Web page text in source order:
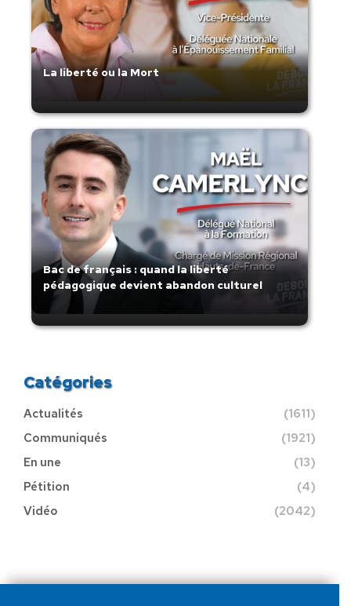
La liberté ou la Mort
Bac de français : quand la liberté
pédagogique devient abandon culturel
Catégories
Actualités
(1611)
Communiqués
(1921)
En une
(13)
Pétition
(4)
Vidéo
(2042)